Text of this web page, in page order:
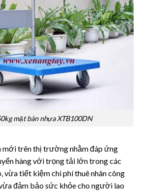
mặt bàn nhựa XTB100DN
mới trên thị trường nhằm đáp ứng
hàng với trọng tải lớn trong các
vừa tiết kiệm chi phí thuê nhân công
đảm bảo sức khỏe cho người lao